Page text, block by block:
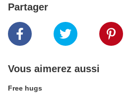
Partager
Vous aimerez aussi
Free hugs